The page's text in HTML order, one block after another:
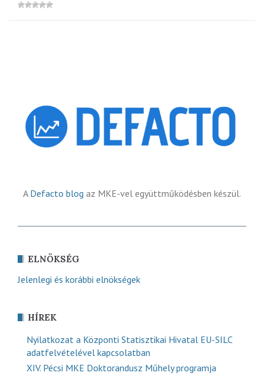
A Defacto blog az MKE-vel együttműködésben készül.
ELNÖKSÉG
Jelenlegi és korábbi elnökségek
HÍREK
Nyilatkozat a Központi Statisztikai Hivatal EU-SILC
adatfelvételével kapcsolatban
XIV. Pécsi MKE Doktorandusz Műhely programja